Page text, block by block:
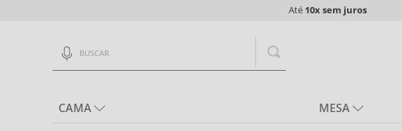
Até 10xsem juros
CAMA MESA